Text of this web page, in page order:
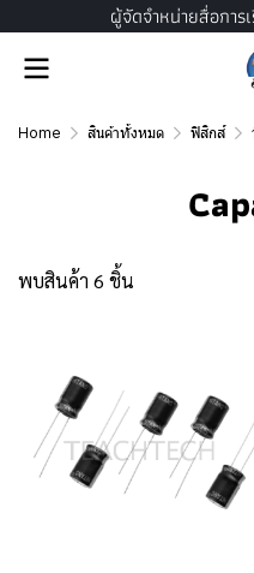
ผู้จัดจำหน่ายสื่อการ
Home สินค้าทั้งหมด ฟิสิกส์
พบสินค้า 6 ชิ้น